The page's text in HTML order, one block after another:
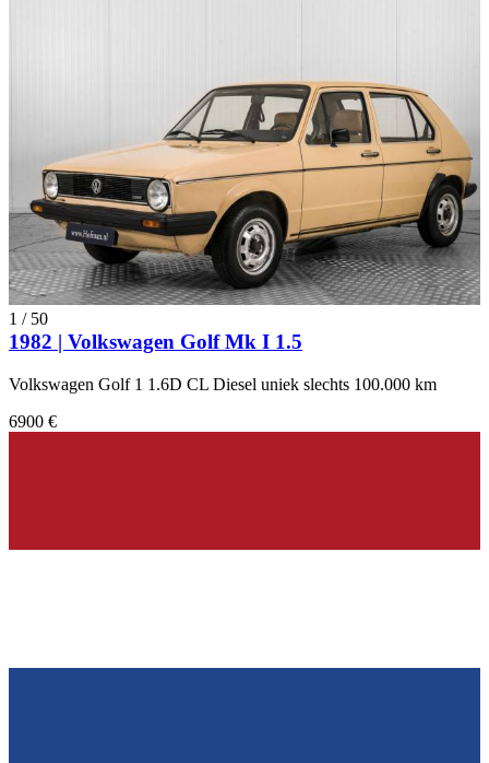
1 / 50
1982 | Volkswagen Golf Mk I 1.5
Volkswagen Golf 1 1.6D CL Diesel uniek slechts 100.000 km
6900 €